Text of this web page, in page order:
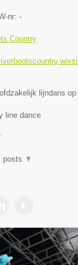
nr: -
Country
lijndans
line dance
posts ▼